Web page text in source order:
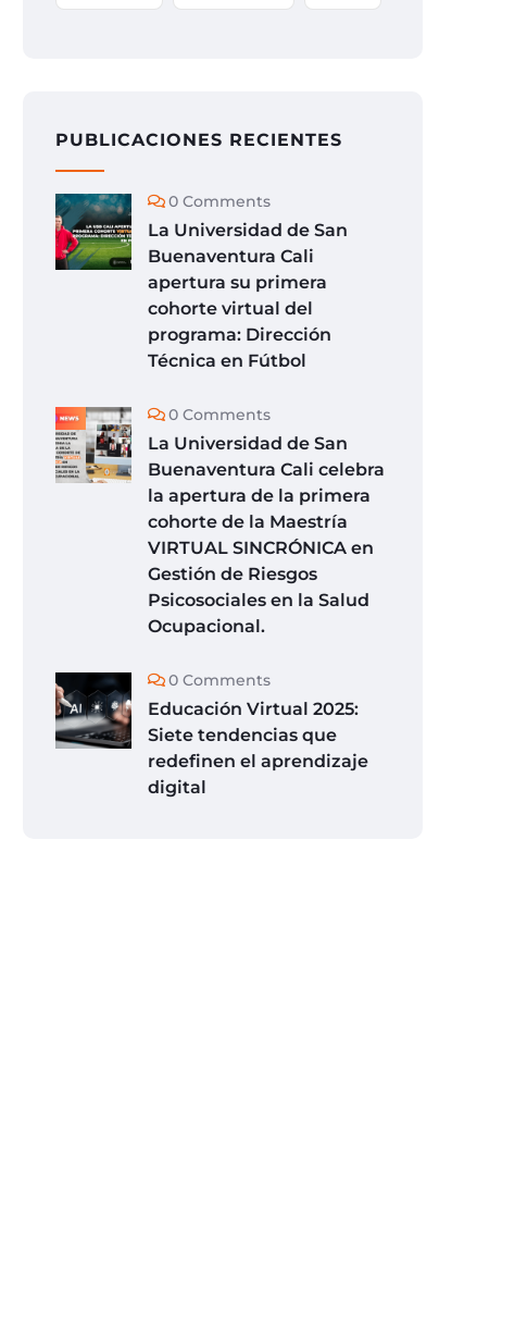
PUBLICACIONES RECIENTES
0 Comments
La Universidad de San
Buenaventura Cali
apertura su primera
cohorte virtual del
programa: Dirección
Técnica en Fútbol
0 Comments
La Universidad de San
Buenaventura Cali celebra
la apertura de la primera
cohorte de la Maestría
VIRTUAL SINCRÓNICA en
Gestión de Riesgos
Psicosociales en la Salud
Ocupacional.
0 Comments
Educación Virtual 2025:
Siete tendencias que
redefinen el aprendizaje
digital